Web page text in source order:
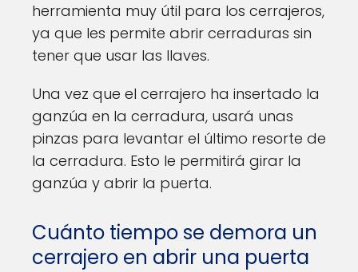
herramienta muy útil para los cerrajeros,
ya que les permite abrir cerraduras sin
tener que usar las llaves.
Una vez que el cerrajero ha insertado la
ganzúa en la cerradura, usará unas
pinzas para levantar el último resorte de
la cerradura. Esto le permitirá girar la
ganzúa y abrir la puerta.
Cuánto tiempo se demora un
cerrajero en abrir una puerta